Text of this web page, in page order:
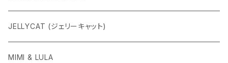
ニューレトロ
penco
JELLYCAT (ジェリーキャット)
MIMI & LULA